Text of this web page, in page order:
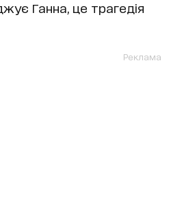
Ганна, це трагедія
Реклама